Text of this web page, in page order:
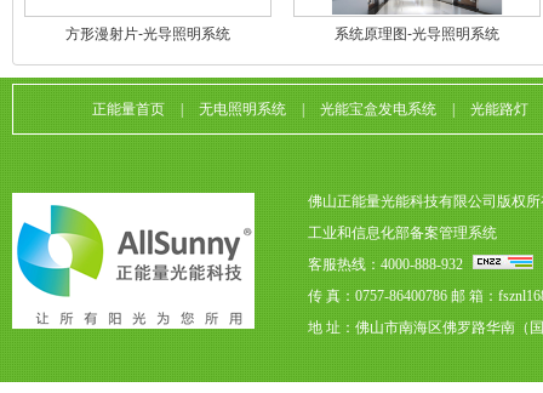
方形漫射片-光导照明系统 系统原理图-光导照明系统
正能量首页 无电照明系统 光能宝盒发电系统 光能路灯
佛山正能量光能科技有限公司版权
工业和信息化部备案管理系统
客服热线：4000-888-932
传 真：0757-86400786 邮 箱：
地 址：佛山市南海区佛罗路华南（